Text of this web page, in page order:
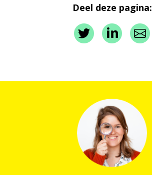
Deel deze pagina: